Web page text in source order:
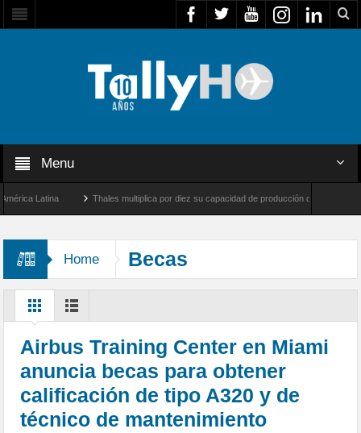
Menu
Latina Thales multiplica por diez su capacidad de producción de radares en
Home Becas
Airbus Training Center en Miami
anuncia becas para obtener
calificación de tipo A320 y de
técnico de mantenimiento